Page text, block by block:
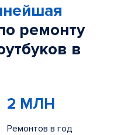
ремонту
в
2 МЛН
Ремонтов в год